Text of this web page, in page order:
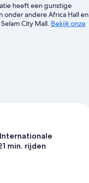
heeft een gunstige
onder andere Africa Hall en
City Mall. Bekijk onze
min. rijden